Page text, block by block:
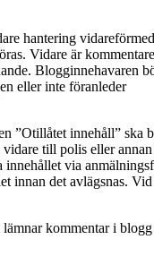
hantering
Vidare är
Blogginnehavaren
eller inte föranleder
”Otillåtet innehåll” ska
till polis eller annan
via
innan det avlägsnas.
kommentar i